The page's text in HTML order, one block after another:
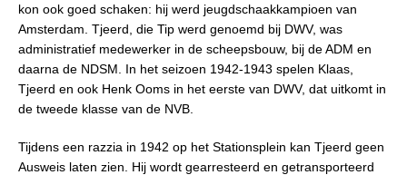
kon ook goed schaken: hij werd jeugdschaakkampioen van
Amsterdam. Tjeerd, die Tip werd genoemd bij DWV, was
administratief medewerker in de scheepsbouw, bij de ADM en
daarna de NDSM. In het seizoen 1942-1943 spelen Klaas,
Tjeerd en ook Henk Ooms in het eerste van DWV, dat uitkomt in
de tweede klasse van de NVB.
Tijdens een razzia in 1942 op het Stationsplein kan Tjeerd geen
Ausweis laten zien. Hij wordt gearresteerd en getransporteerd